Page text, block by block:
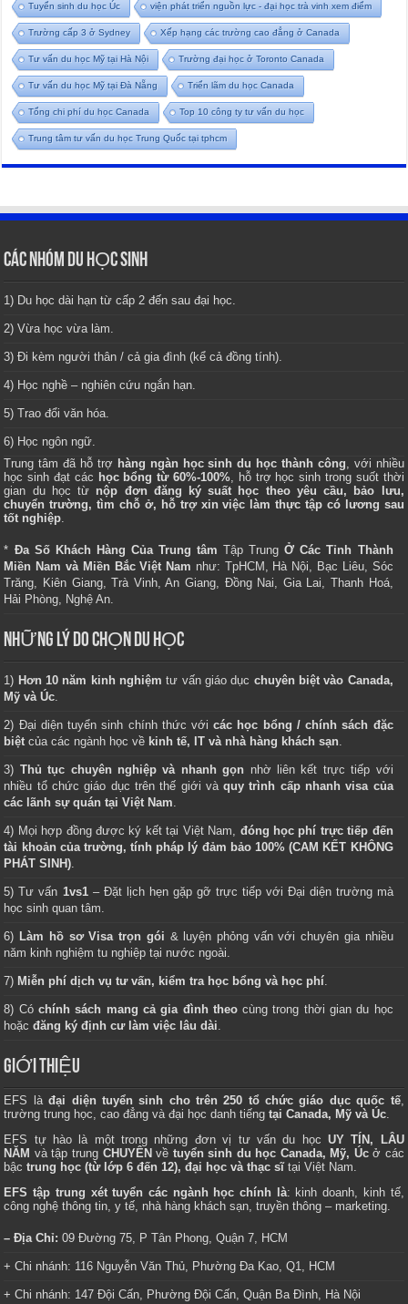
Tuyển sinh du học Úc viện phát triển nguồn lực - đại học trà vinh xem điểm
Trường cấp 3 ở Sydney Xếp hạng các trường cao đẳng ở Canada
Tư vấn du học Mỹ tại Hà Nội Trường đại học ở Toronto Canada
Tư vấn du học Mỹ tại Đà Nẵng Triển lãm du học Canada
Tổng chi phí du học Canada Top 10 công ty tư vấn du học
Trung tâm tư vấn du học Trung Quốc tại tphcm
CÁC NHÓM DU HỌC SINH
1) Du học dài hạn từ cấp 2 đến sau đại học.
2) Vừa học vừa làm.
3) Đi kèm người thân / cả gia đình (kể cả đồng tính).
4) Học nghề – nghiên cứu ngắn hạn.
5) Trao đổi văn hóa.
6) Học ngôn ngữ.
Trung tâm đã hỗ trợ hàng ngàn học sinh du học thành công, với nhiều
học sinh đạt các học bổng từ 60%-100%, hỗ trợ học sinh trong suốt thời
gian du học từ nộp đơn đăng ký suất học theo yêu cầu, bảo lưu,
chuyển trường, tìm chỗ ở, hỗ trợ xin việc làm thực tập có lương sau
tốt nghiệp.
* Đa Số Khách Hàng Của Trung tâm Tập TrungỞ Các Tỉnh Thành
Miền Nam và Miền Bắc Việt Nam như: TpHCM, Hà Nội, Bạc Liêu, Sóc
Trăng, Kiên Giang, Trà Vinh, An Giang, Đồng Nai, Gia Lai, Thanh Hoá,
Hải Phòng, Nghệ An.
NHỮNG LÝ DO CHỌN DU HỌC
1) Hơn 10 năm kinh nghiệm tư vấn giáo dục chuyên biệt vào Canada,
Mỹ và Úc.
2) Đại diện tuyển sinh chính thức vớicác học bổng / chính sách đặc
biệt của các ngành học về kinh tế, IT và nhà hàng khách sạn.
3) Thủ tục chuyên nghiệp và nhanh gọn nhờ liên kết trực tiếp với
nhiều tổ chức giáo dục trên thế giới vàquy trình cấp nhanh visa của
các lãnh sự quán tại Việt Nam.
4) Mọi hợp đồng được ký kết tại Việt Nam, đóng học phí trực tiếp đến
tài khoản của trường, tính pháp lý đảm bảo 100% (CAM KẾT KHÔNG
PHÁT SINH).
5) Tư vấn 1vs1– Đặt lịch hẹn gặp gỡ trực tiếp với Đại diện trường mà
học sinh quan tâm.
6) Làm hồ sơ Visa trọn gói & luyện phỏng vấn với chuyên gia nhiều
năm kinh nghiệm tu nghiệp tại nước ngoài.
7) Miễn phí dịch vụ tư vấn, kiểm tra học bổng và học phí.
8) Cóchính sách mang cả gia đình theocùng trong thời gian du học
hoặcđăng ký định cư làm việc lâu dài.
GIỚI THIỆU
EFS làđại diện tuyển sinh cho trên 250 tổ chức giáo dục quốc tế,
trường trung học, cao đẳng và đại học danh tiếng tại Canada, Mỹ và Úc.
EFS tự hào là một trong những đơn vị tư vấn du học UY TÍN, LÂU
NĂM và tập trung CHUYÊN về tuyển sinh du học Canada, Mỹ, Úcở các
bậctrung học (từ lớp 6 đến 12), đại học và thạc sĩtại Việt Nam.
EFS tập trung xét tuyển các ngành học chính là: kinh doanh, kinh tế,
công nghệ thông tin, y tế, nhà hàng khách sạn, truyền thông – marketing.
– Địa Chỉ: 09 Đường 75, P Tân Phong, Quận 7, HCM
+ Chi nhánh: 116 Nguyễn Văn Thủ, Phường Đa Kao, Q1, HCM
+ Chi nhánh: 147 Đội Cấn, Phường Đội Cấn, Quận Ba Đình, Hà Nội